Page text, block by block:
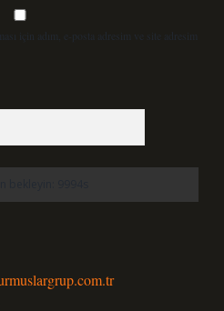
için adım, e-posta adresim ve site adresim